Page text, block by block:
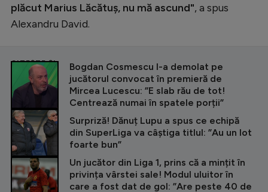
plăcut Marius Lăcătuș, nu mă ascund", a spus
Alexandru David.
CITEȘTE ȘI
Bogdan Cosmescu l-a demolat pe
jucătorul convocat în premieră de
Mircea Lucescu: ”E slab rău de tot!
Centrează numai în spatele porții”
Surpriză! Dănuț Lupu a spus ce echipă
din SuperLiga va câștiga titlul: ”Au un lot
foarte bun”
Un jucător din Liga 1, prins că a mințit în
privința vârstei sale! Modul uluitor în
care a fost dat de gol: ”Are peste 40 de